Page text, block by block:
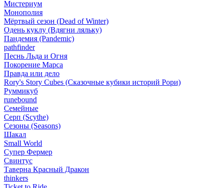
Мистериум
Монополия
Мёртвый сезон (Dead of Winter)
Одень куклу (Вдягни ляльку)
Пандемия (Pandemic)
pathfinder
Песнь Льда и Огня
Покорение Марса
Правда или дело
Rory's Story Cubes (Сказочные кубики историй Рори)
Руммикуб
runebound
Семейные
Серп (Scythe)
Сезоны (Seasons)
Шакал
Small World
Супер Фермер
Свинтус
Таверна Красный Дракон
thinkers